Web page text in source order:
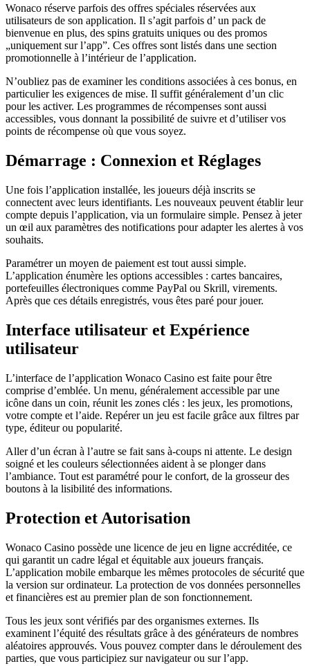
Wonaco réserve parfois des offres spéciales réservées aux
utilisateurs de son application. Il s’agit parfois d’ un pack de
bienvenue en plus, des spins gratuits uniques ou des promos
„uniquement sur l’app”. Ces offres sont listés dans une section
promotionnelle à l’intérieur de l’application.
N’oubliez pas de examiner les conditions associées à ces bonus, en
particulier les exigences de mise. Il suffit généralement d’un clic
pour les activer. Les programmes de récompenses sont aussi
accessibles, vous donnant la possibilité de suivre et d’utiliser vos
points de récompense où que vous soyez.
Démarrage : Connexion et Réglages
Une fois l’application installée, les joueurs déjà inscrits se
connectent avec leurs identifiants. Les nouveaux peuvent établir leur
compte depuis l’application, via un formulaire simple. Pensez à jeter
un œil aux paramètres des notifications pour adapter les alertes à vos
souhaits.
Paramétrer un moyen de paiement est tout aussi simple.
L’application énumère les options accessibles : cartes bancaires,
portefeuilles électroniques comme PayPal ou Skrill, virements.
Après que ces détails enregistrés, vous êtes paré pour jouer.
Interface utilisateur et Expérience
utilisateur
L’interface de l’application Wonaco Casino est faite pour être
comprise d’emblée. Un menu, généralement accessible par une
icône dans un coin, réunit les zones clés : les jeux, les promotions,
votre compte et l’aide. Repérer un jeu est facile grâce aux filtres par
type, éditeur ou popularité.
Aller d’un écran à l’autre se fait sans à-coups ni attente. Le design
soigné et les couleurs sélectionnées aident à se plonger dans
l’ambiance. Tout est paramétré pour le confort, de la grosseur des
boutons à la lisibilité des informations.
Protection et Autorisation
Wonaco Casino possède une licence de jeu en ligne accréditée, ce
qui garantit un cadre légal et équitable aux joueurs français.
L’application mobile embarque les mêmes protocoles de sécurité que
la version sur ordinateur. La protection de vos données personnelles
et financières est au premier plan de son fonctionnement.
Tous les jeux sont vérifiés par des organismes externes. Ils
examinent l’équité des résultats grâce à des générateurs de nombres
aléatoires approuvés. Vous pouvez compter dans le déroulement des
parties, que vous participiez sur navigateur ou sur l’app.